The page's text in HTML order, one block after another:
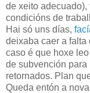
de xeito
condicións de
Hai só uns días,
deixaba caer a
caso é que hoxe
de subvención
retornados. Plan
Queda entón a